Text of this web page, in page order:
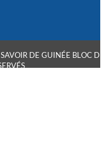
DE GUINÉE BLOC D